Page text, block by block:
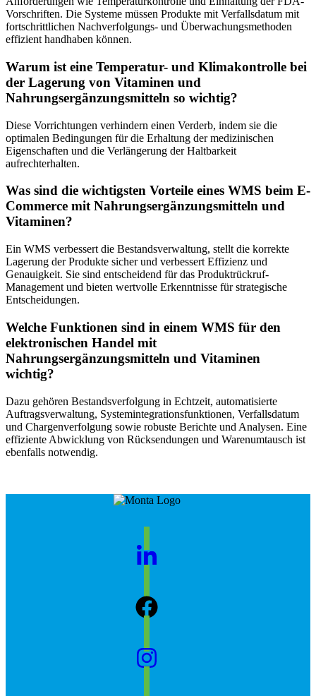
Vorschriften. Die Systeme müssen Produkte mit Verfallsdatum mit
fortschrittlichen Nachverfolgungs- und Überwachungsmethoden
effizient handhaben können.
Warum ist eine Temperatur- und Klimakontrolle bei
der Lagerung von Vitaminen und
Nahrungsergänzungsmitteln so wichtig?
Diese Vorrichtungen verhindern einen Verderb, indem sie die
optimalen Bedingungen für die Erhaltung der medizinischen
Eigenschaften und die Verlängerung der Haltbarkeit
aufrechterhalten.
Was sind die wichtigsten Vorteile eines WMS beim E-
Commerce mit Nahrungsergänzungsmitteln und
Vitaminen?
Ein WMS verbessert die Bestandsverwaltung, stellt die korrekte
Lagerung der Produkte sicher und verbessert Effizienz und
Genauigkeit. Sie sind entscheidend für das Produktrückruf-
Management und bieten wertvolle Erkenntnisse für strategische
Entscheidungen.
Welche Funktionen sind in einem WMS für den
elektronischen Handel mit
Nahrungsergänzungsmitteln und Vitaminen
wichtig?
Dazu gehören Bestandsverfolgung in Echtzeit, automatisierte
Auftragsverwaltung, Systemintegrationsfunktionen, Verfallsdatum
und Chargenverfolgung sowie robuste Berichte und Analysen. Eine
effiziente Abwicklung von Rücksendungen und Warenumtausch ist
ebenfalls notwendig.